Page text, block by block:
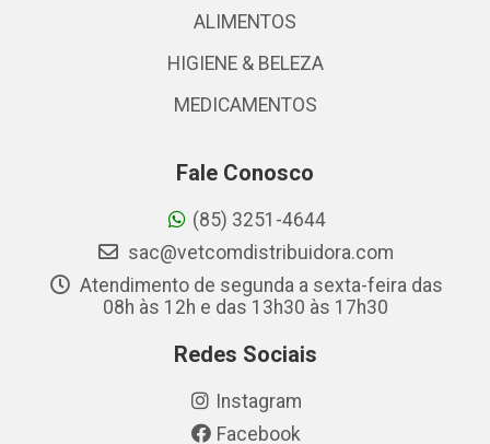
ALIMENTOS
HIGIENE & BELEZA
MEDICAMENTOS
Fale Conosco
(85) 3251-4644
sac@vetcomdistribuidora.com
Atendimento de segunda a sexta-feira das
08h às 12h e das 13h30 às 17h30
Redes Sociais
Instagram
Facebook